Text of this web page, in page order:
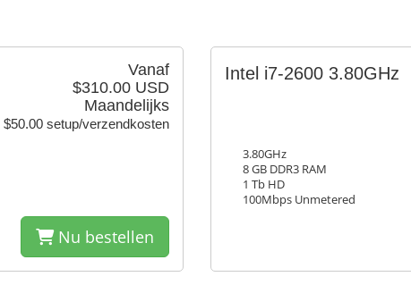
Vanaf
$310.00 USD
Maandelijks
$50.00 setup/verzendkosten
Nu bestellen
Intel i7-2600 3.80GHz
3.80GHz
8 GB DDR3 RAM
1 Tb HD
100Mbps Unmetered